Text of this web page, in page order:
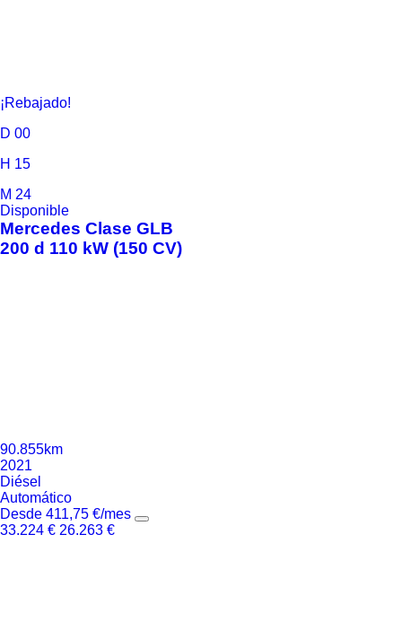
¡Rebajado!
D 00
H 15
M 24
Disponible
Mercedes Clase GLB
200 d 110 kW (150 CV)
90.855km
2021
Diésel
Automático
Desde 411,75 €/mes
33.224 € 26.263 €